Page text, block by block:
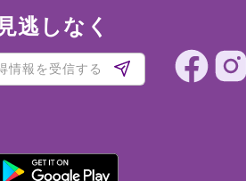
逃しなく